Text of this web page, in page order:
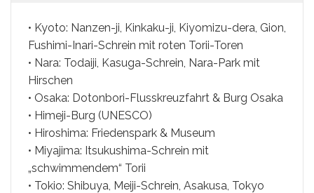
• Kyoto: Nanzen-ji, Kinkaku-ji, Kiyomizu-dera, Gion,
Fushimi-Inari-Schrein mit roten Torii-Toren
• Nara: Todaiji, Kasuga-Schrein, Nara-Park mit
Hirschen
• Osaka: Dotonbori-Flusskreuzfahrt & Burg Osaka
• Himeji-Burg (UNESCO)
• Hiroshima: Friedenspark & Museum
• Miyajima: Itsukushima-Schrein mit
„schwimmendem“ Torii
• Tokio: Shibuya, Meiji-Schrein, Asakusa, Tokyo